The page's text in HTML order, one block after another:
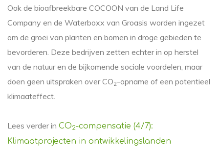
Ook de bioafbreekbare COCOON van de Land Life
Company en de Waterboxx van Groasis worden ingezet
om de groei van planten en bomen in droge gebieden te
bevorderen. Deze bedrijven zetten echter in op herstel
van de natuur en de bijkomende sociale voordelen, maar
doen geen uitspraken over CO2-opname of een potentieel
klimaateffect.
Lees verder in CO2-compensatie (4/7):
Klimaatprojecten in ontwikkelingslanden